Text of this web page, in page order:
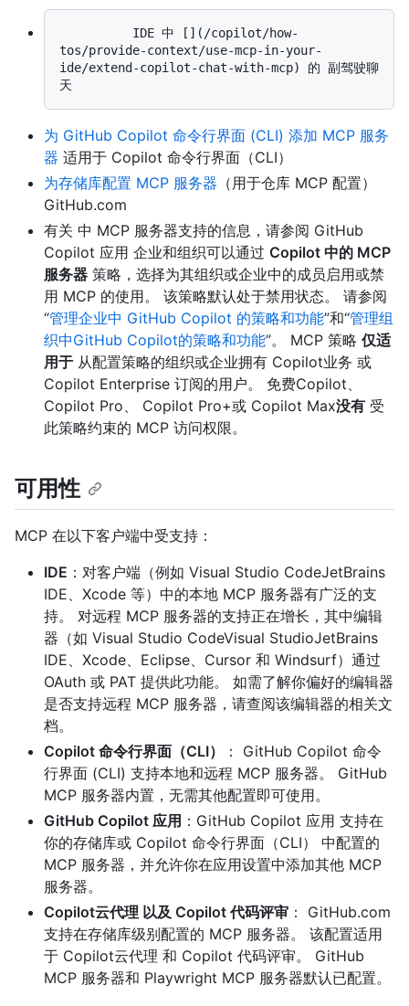
tos/provide-context/use-mcp-in-your-
ide/extend-copilot-chat-with-mcp) 的 副驾驶聊
为 GitHub Copilot 命令行界面 (CLI) 添加 MCP 服务
器 适用于 Copilot 命令行界面（CLI）
为存储库配置 MCP 服务器 （用于仓库 MCP 配置）
GitHub.com
有关 中 MCP 服务器支持的信息，请参阅 GitHub
Copilot 应用 企业和组织可以通过 Copilot 中的 MCP
服务器 策略，选择为其组织或企业中的成员启用或禁
用 MCP 的使用。 该策略默认处于禁用状态。 请参阅
“管理企业中 GitHub Copilot 的策略和功能”和“管理组
织中GitHub Copilot的策略和功能”。 MCP 策略 仅适
用于 从配置策略的组织或企业拥有 Copilot业务 或
Copilot Enterprise 订阅的用户。 免费Copilot、
Copilot Pro、 Copilot Pro+或 Copilot Max没有 受
此策略约束的 MCP 访问权限。
可用性
MCP 在以下客户端中受支持：
IDE ：对客户端（例如 Visual Studio CodeJetBrains
IDE、Xcode 等）中的本地 MCP 服务器有广泛的支
持。 对远程 MCP 服务器的支持正在增长，其中编辑
器（如 Visual Studio CodeVisual StudioJetBrains
IDE、Xcode、Eclipse、Cursor 和 Windsurf）通过
OAuth 或 PAT 提供此功能。 如需了解你偏好的编辑器
是否支持远程 MCP 服务器，请查阅该编辑器的相关文
档。
Copilot 命令行界面（CLI）
： GitHub Copilot 命令
行界面 (CLI) 支持本地和远程 MCP 服务器。 GitHub
MCP 服务器内置，无需其他配置即可使用。
GitHub Copilot 应用 ：GitHub Copilot 应用 支持在
你的存储库或 Copilot 命令行界面（CLI） 中配置的
MCP 服务器，并允许你在应用设置中添加其他 MCP
服务器。
Copilot云代理 以及 Copilot 代码评审 ： GitHub.com
支持在存储库级别配置的 MCP 服务器。 该配置适用
于 Copilot云代理 和 Copilot 代码评审。 GitHub
MCP 服务器和 Playwright MCP 服务器默认已配置。